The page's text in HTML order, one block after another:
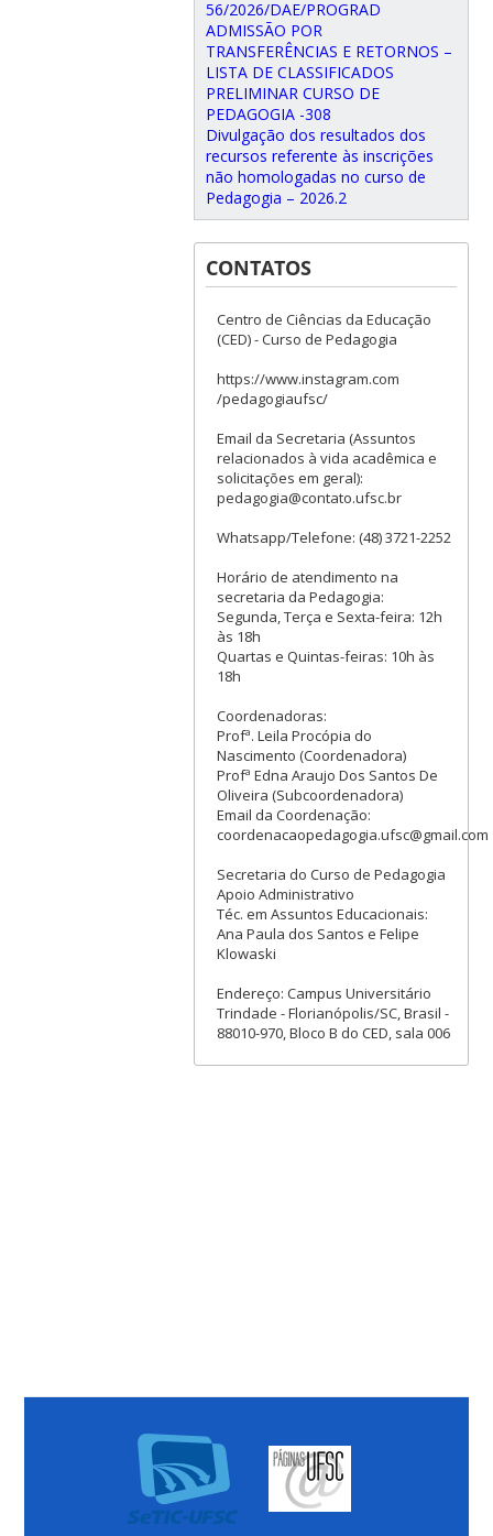
56/2026/DAE/PROGRAD
ADMISSÃO POR
TRANSFERÊNCIAS E RETORNOS –
LISTA DE CLASSIFICADOS
PRELIMINAR CURSO DE
PEDAGOGIA -308
Divulgação dos resultados dos
recursos referente às inscrições
não homologadas no curso de
Pedagogia – 2026.2
CONTATOS
Centro de Ciências da Educação
(CED) - Curso de Pedagogia
https://www.instagram.com
/pedagogiaufsc/
Email da Secretaria (Assuntos
relacionados à vida acadêmica e
solicitações em geral):
pedagogia@contato.ufsc.br
Whatsapp/Telefone: (48) 3721-2252
Horário de atendimento na
secretaria da Pedagogia:
Segunda, Terça e Sexta-feira: 12h
às 18h
Quartas e Quintas-feiras: 10h às
18h
Coordenadoras:
Profª. Leila Procópia do
Nascimento (Coordenadora)
Profª Edna Araujo Dos Santos De
Oliveira (Subcoordenadora)
Email da Coordenação:
coordenacaopedagogia.ufsc@gmail.com
Secretaria do Curso de Pedagogia
Apoio Administrativo
Téc. em Assuntos Educacionais:
Ana Paula dos Santos e Felipe
Klowaski
Endereço: Campus Universitário
Trindade - Florianópolis/SC, Brasil -
88010-970, Bloco B do CED, sala 006